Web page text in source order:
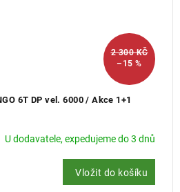
2 300 KČ
–15 %
6T DP vel. 6000 / Akce 1+1
U dodavatele, expedujeme do 3 dnů
Vložit do košíku